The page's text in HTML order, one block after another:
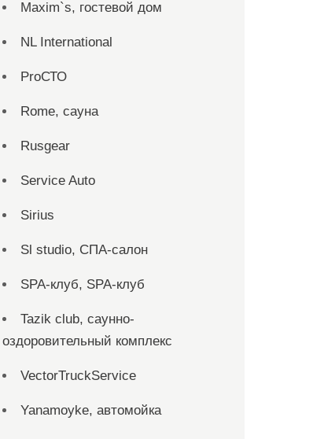
Maxim`s, гостевой дом
NL International
ProСТО
Rome, сауна
Rusgear
Service Auto
Sirius
Sl studio, СПА-салон
SPA-клуб, SPA-клуб
Tazik club, саунно-
оздоровительный комплекс
VectorTruckService
Yanamoyke, автомойка